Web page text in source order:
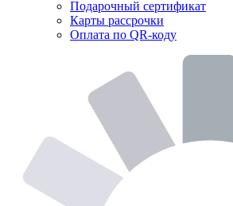
Подарочный сертификат
Карты рассрочки
Оплата по QR-коду